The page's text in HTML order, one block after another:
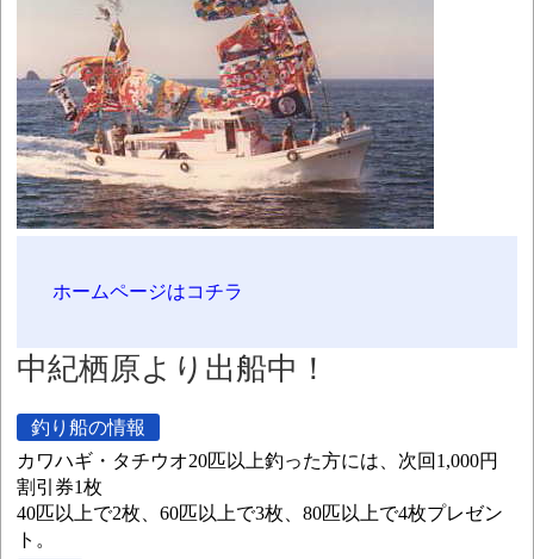
ホームページはコチラ
中紀栖原より出船中！
釣り船の情報
カワハギ・タチウオ20匹以上釣った方には、次回1,000円
割引券1枚
40匹以上で2枚、60匹以上で3枚、80匹以上で4枚プレゼン
ト。